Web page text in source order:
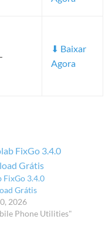
⬇ Baixar
Agora
FixGo 3.4.0
Grátis
2026
Phone Utilities"